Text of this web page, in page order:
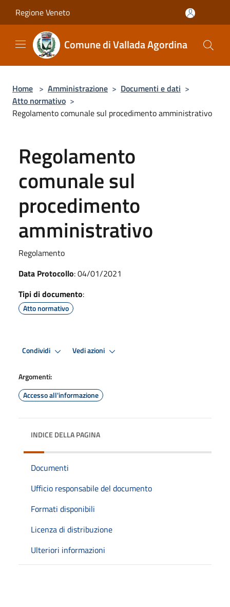
Regione Veneto
Comune di Vallada Agordina
Home > Amministrazione > Documenti e dati >
Atto normativo >
Regolamento comunale sul procedimento amministrativo
Regolamento
comunale sul
procedimento
amministrativo
Regolamento
Data Protocollo: 04/01/2021
Tipi di documento:
Atto normativo
Condividi Vedi azioni
Argomenti:
Accesso all'informazione
INDICE DELLA PAGINA
Documenti
Ufficio responsabile del documento
Formati disponibili
Licenza di distribuzione
Ulteriori informazioni